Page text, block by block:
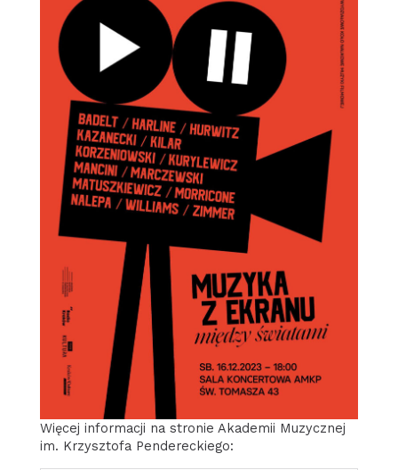
Więcej informacji na stronie Akademii Muzycznej
im. Krzysztofa Pendereckiego: